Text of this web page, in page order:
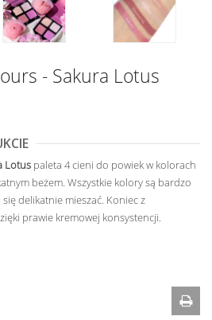
- Sakura Lotus
Lotus paleta 4 cieni do powiek w kolorach
beżem. Wszystkie kolory są bardzo
delikatnie mieszać. Koniec z
prawie kremowej konsystencji.